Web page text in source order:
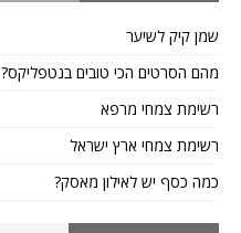
שמן קיק לשיער
מהם הסרטים הכי טובים בנטפליקס?
רשימת צמחי מרפא
רשימת צמחי ארץ ישראל
כמה כסף יש לאילון מאסק?